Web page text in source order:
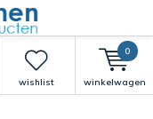
wishlist winkelwagen
0